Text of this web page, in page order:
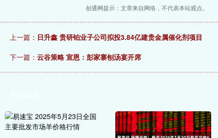
创通网提示：文章来自网络，不代表本站观点。
上一篇： 日升鑫 贵研铂业子公司拟投3.84亿建贵金属催化剂项目
下一篇： 云谷策略 宣恩：彭家寨刨汤宴开席